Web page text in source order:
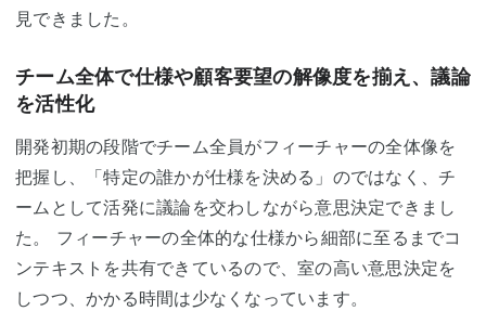
見できました。
チーム全体で仕様や顧客要望の解像度を揃え、議論
を活性化
開発初期の段階でチーム全員がフィーチャーの全体像を
把握し、「特定の誰かが仕様を決める」のではなく、チ
ームとして活発に議論を交わしながら意思決定できまし
た。 フィーチャーの全体的な仕様から細部に至るまでコ
ンテキストを共有できているので、室の高い意思決定を
しつつ、かかる時間は少なくなっています。